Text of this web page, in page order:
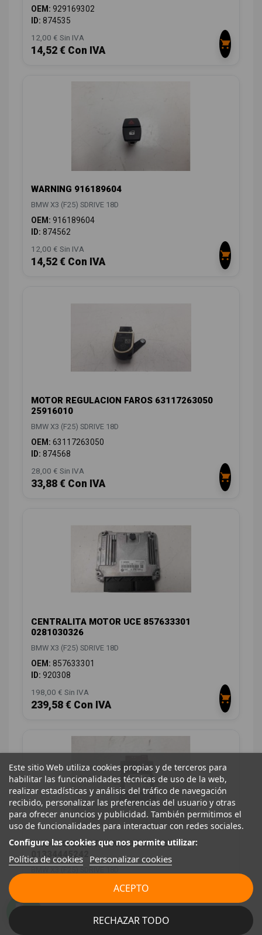
OEM: 929169302
ID: 874535
12,00 € Sin IVA
14,52 € Con IVA
WARNING 916189604
BMW X3 (F25) SDRIVE 18D
OEM: 916189604
ID: 874562
12,00 € Sin IVA
14,52 € Con IVA
MOTOR REGULACION FAROS 63117263050
25916010
BMW X3 (F25) SDRIVE 18D
OEM: 63117263050
ID: 874568
28,00 € Sin IVA
33,88 € Con IVA
CENTRALITA MOTOR UCE 857633301
0281030326
BMW X3 (F25) SDRIVE 18D
OEM: 857633301
ID: 920308
198,00 € Sin IVA
239,58 € Con IVA
MODULO ELECTRONICO 7371832
01334445242
14,52 € Con IVA
Este sitio Web utiliza cookies propias y de terceros para
habilitar las funcionalidades técnicas de uso de la web,
realizar estadísticas y análisis del tráfico de navegación
recibido, personalizar las preferencias del usuario y otras
para ofrecer anuncios y publicidad. También permitimos el
uso de funcionalidades para interactuar con redes sociales.
Configure las cookies que nos permite utilizar:
Política de cookies Personalizar cookies
RECHAZAR TODO
ACEPTO